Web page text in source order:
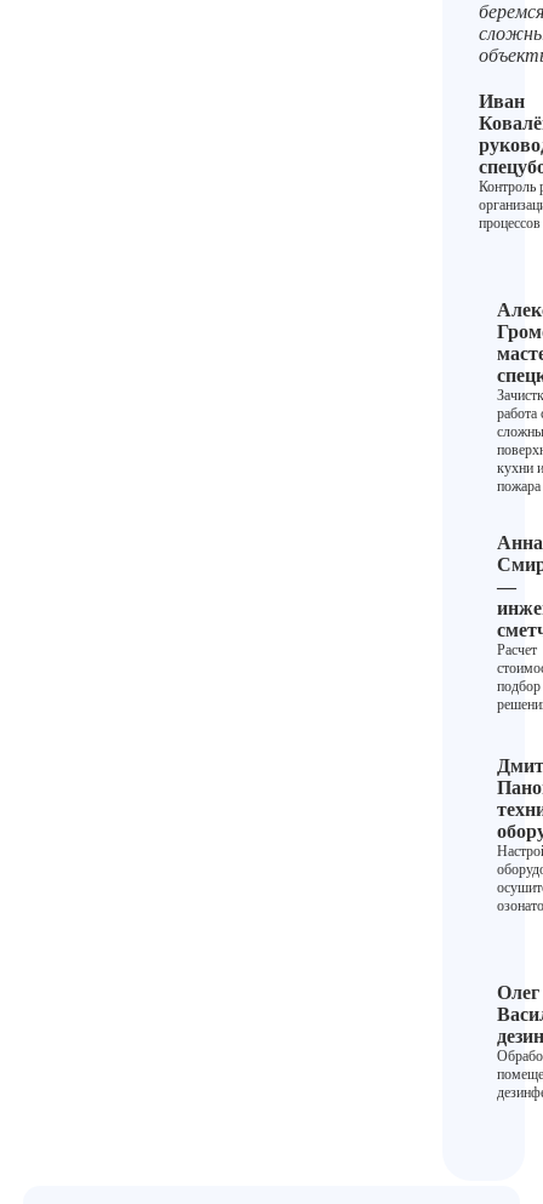
Иван
Контроль
процессов
работа
кухни
пожара
Анна
—
Расчет
подбор
Олег